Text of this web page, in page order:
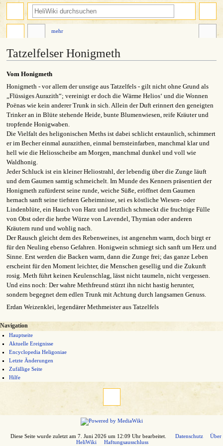
Tatzelfelser Honigmeth
Zur
Navigation
springen
Zur
Suche
springen
Vom Honigmeth
Honigmeth - vor allem der unsrige aus Tatzelfels - gilt nicht ohne Grund als
„Flüssiges Aurazith“; vereinigt er doch die Wärme Helios‘ und die Wonnen
Poënas wie kein anderer Trunk in sich. Allein der Duft erinnert den geneigten
Trinker an in Blüte stehende Heide, bunte Blumenwiesen, reife Kräuter und
tropfende Honigwaben.
Die Vielfalt des heligonischen Meths ist dabei schlicht erstaunlich, schimmert
er im Becher einmal aurazithen, einmal bernsteinfarben, manchmal klar und
hell wie die Heliosscheibe am Morgen, manchmal dunkel und voll wie
Waldhonig.
Jeder Schluck ist ein kleiner Heliostrahl, der lebendig über die Zunge läuft
und dem Gaumen samtig schmeichelt. Im Munde des Kenners präsentiert der
Honigmeth zufürderst seine runde, weiche Süße, eröffnet dem Gaumen
hernach sanft seine tiefsten Geheimnisse, sei es köstliche Wiesen- oder
Lindenblüte, ein Hauch von Harz und letztlich schmeckt die fruchtige Fülle
von Obst oder die herbe Würze von Lavendel, Thymian oder anderen
Kräutern rund und wohlig nach.
Der Rausch gleicht dem des Rebenweines, ist angenehm warm, doch birgt er
für den Neuling ebenso Gefahren. Honigwein schmiegt sich sanft um Herz und
Sinne. Erst werden die Backen warm, dann die Zunge frei; das ganze Leben
erscheint für den Moment leichter, die Menschen gesellig und die Zukunft
rosig. Meth führt keinen Keulenschlag, lässt nicht taumeln, nicht vergessen.
Und eins noch: Der wahre Methfreund stürzt ihn nicht hastig herunter,
sondern begegnet dem edlen Trunk mit Achtung durch langsamen Genuss.
Erdan Weizenklei, legendärer Methmeister aus Tatzelfels
mehr
Navigation
Hauptseite
Aktuelle Ereignisse
Encyclopedia Heligoniae
Letzte Änderungen
Zufällige Seite
Hilfe
Diese Seite wurde zuletzt am 7. Juni 2026 um 12:09 Uhr bearbeitet. Datenschutz
Über
HeliWiki
Haftungsausschluss